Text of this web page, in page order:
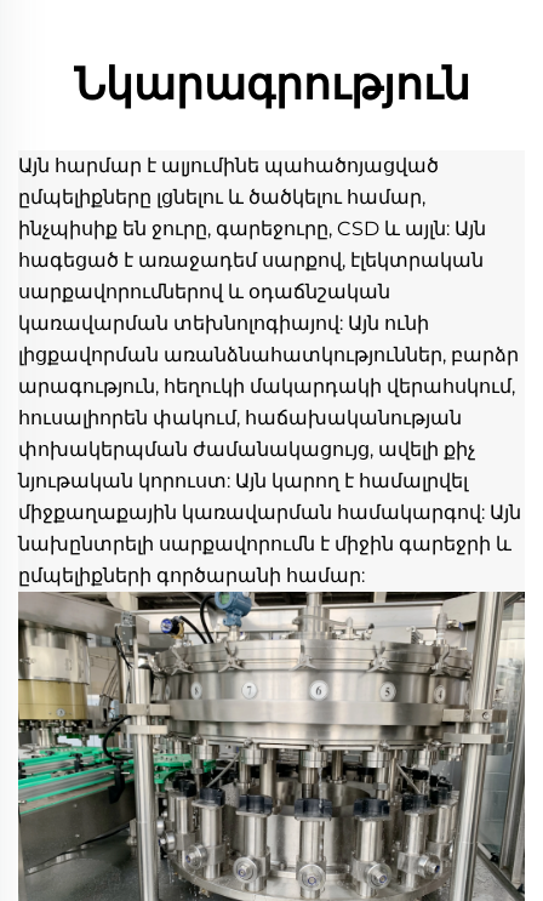
Նկարագրություն
Այն հարմար է ալյումինե պահածոյացված
ըմպելիքները լցնելու և ծածկելու համար,
ինչպիսիք են ջուրը, գարեջուրը, CSD և այլն: Այն
հագեցած է առաջադեմ սարքով, էլեկտրական
սարքավորումներով և օդաճնշական
կառավարման տեխնոլոգիայով: Այն ունի
լիցքավորման առանձնահատկություններ, բարձր
արագություն, հեղուկի մակարդակի վերահսկում,
հուսալիորեն փակում, հաճախականության
փոխակերպման ժամանակացույց, ավելի քիչ
նյութական կորուստ: Այն կարող է համալրվել
միջքաղաքային կառավարման համակարգով: Այն
նախընտրելի սարքավորումն է միջին գարեջրի և
ըմպելիքների գործարանի համար: